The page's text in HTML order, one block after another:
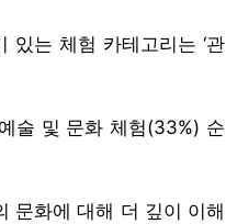
있는 체험 카테고리는 ‘관
술 및 문화 체험(33%) 순
문화에 대해 더 깊이 이해